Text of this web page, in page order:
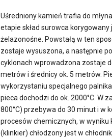
Uśredniony kamień trafia do
etapie skład surowca
żelazonośne. Powstałą w ten
zostaje wysuszona, a następnie
cyklonach wprowadzona zostaje
metrów i średnicy ok. 5 metrów.
wykorzystaniu specjalnego
pieca dochodzi do ok. 2000°C. W
800°C) przebywa do 30 minut i w
procesów chemicznych, w wyniku
(klinkier) chłodzony jest w